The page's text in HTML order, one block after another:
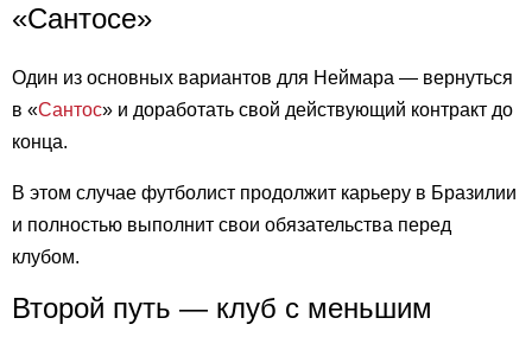
«Сантосе»
Один из основных вариантов для Неймара — вернуться
в «Сантос» и доработать свой действующий контракт до
конца.
В этом случае футболист продолжит карьеру в Бразилии
и полностью выполнит свои обязательства перед
клубом.
Второй путь — клуб с меньшим